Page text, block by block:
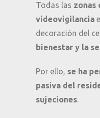
Todas las zonas
videovigilancia
decoración del
bienestar y la
Por ello, se ha
pasiva del
sujeciones.